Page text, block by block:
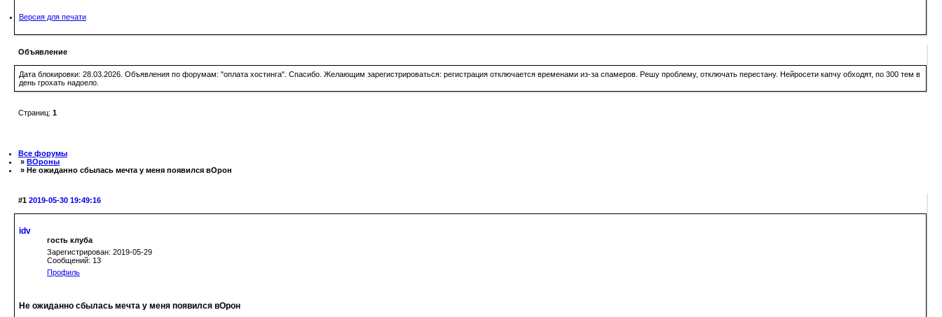
Версия для печати
Объявление
Дата блокировки: 28.03.2026. Объявления по форумам: "оплата хостинга". Спасибо. Желающим зарегистрироваться: регистрация отключается временами из-за спамеров. Решу проблему, отключать перестану. Нейросети капчу обходят, по 300 тем в
день грохать надоело.
Страниц: 1
Все форумы
» ВОроны
» Не ожиданно сбылась мечта у меня появился вОрон
#1 2019-05-30 19:49:16
idv
гость клуба
Зарегистрирован: 2019-05-29
Сообщений: 13
Профиль
Не ожиданно сбылась мечта у меня появился вОрон